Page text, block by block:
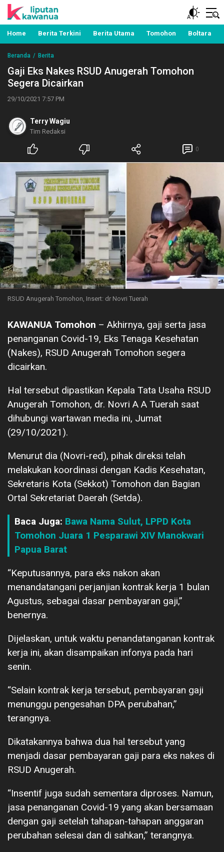
Liputan Kawanua
Berita Manado, Sulawesi Utara, Kawanua, Politik,
Pemerintahan, Hukum Kriminal dan Nasional
Home Berita Terkini Berita Utama Tomohon Boltara
Beranda Berita
Gaji Eks Nakes RSUD Anugerah Tomohon
Segera Dicairkan
29/10/2021 7:57 PM
Terry Wagiu
Tim Redaksi
0
RSUD Anugerah Tomohon, Insert: dr Novri Tuerah
KAWANUA Tomohon – Akhirnya, gaji serta jasa
penanganan Covid-19, Eks Tenaga Kesehatan
(Nakes), RSUD Anugerah Tomohon segera
dicairkan.
Hal tersebut dipastikan Kepala Tata Usaha RSUD
Anugerah Tomohon, dr. Novri A A Tuerah saat
dihubungi wartawan media ini, Jumat
(29/10/2021).
Menurut dia (Novri-red), pihak direksi telah
melakukan koordinasi dengan Kadis Kesehatan,
Sekretaris Kota (Sekkot) Tomohon dan Bagian
Ortal Sekretariat Daerah (Setda).
Baca Juga: Bawa Nama Sulut, LPPD Kota
Tomohon Juara 1 Pesparawi XIV Manokwari
Papua Barat
“Keputusannya, para eks nakon akan
menandatangani perjanjian kontrak kerja 1 bulan
Agustus, sebagai dasar pembayaran gaji,”
benernya.
Dijelaskan, untuk waktu penandatanganan kontrak
kerja ini, akan disampaikan infonya pada hari
senin.
“Selain kontrak kerja tersebut, pembayaran gaji
menunggu pengesahan DPA perubahan,”
terangnya.
Dikatakannya bahwa dua hal tersebut yang
menjadi dasar pembayaran gaji para eks nakes di
RSUD Anugerah.
“Insentif juga sudah sementara diproses. Namun,
jasa penanganan Covid-19 yang akan bersamaan
dengan gaji setelah tahapan-tahapan anggaran
perubahan selesai dan di sahkan,” terangnya.